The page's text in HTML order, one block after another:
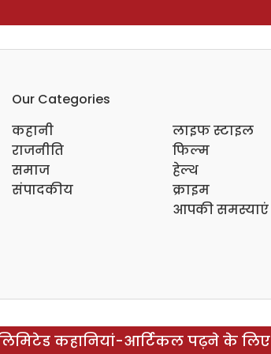
Our Categories
कहानी
राजनीति
समाज
संपादकीय
लाइफ स्टाइल
फिल्म
हेल्थ
क्राइम
आपकी समस्याएं
कहानियां-आर्टिकल पढ़ने के लिए